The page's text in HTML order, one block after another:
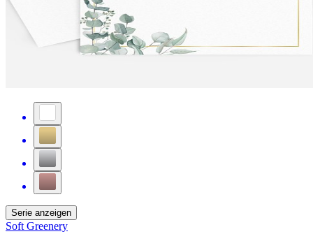
Serie anzeigen
Soft Greenery